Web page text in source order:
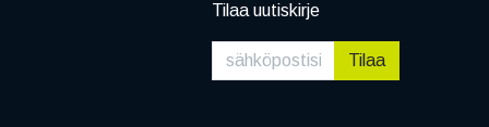
Tilaa uutiskirje
Tilaa